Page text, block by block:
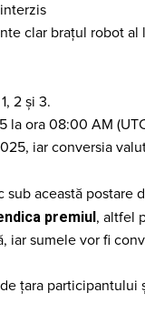
clar brațul robot al
2 și 3.
la ora 08:00 AM
iar conversia
această postare
premiul, altfel
iar sumele vor fi
țara